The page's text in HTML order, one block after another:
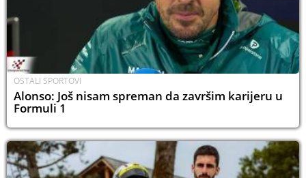
OSTALI SPORTOVI
Alonso: Još nisam spreman da završim karijeru u
Formuli 1